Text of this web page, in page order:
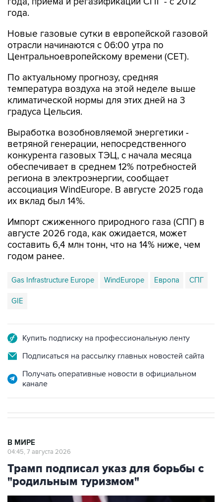
года.
Новые газовые сутки в европейской газовой
отрасли начинаются c 06:00 утра по
Центральноевропейскому времени (CET).
По актуальному прогнозу, средняя
температура воздуха на этой неделе выше
климатической нормы для этих дней на 3
градуса Цельсия.
Выработка возобновляемой энергетики -
ветряной генерации, непосредственного
конкурента газовых ТЭЦ, с начала месяца
обеспечивает в среднем 12% потребностей
региона в электроэнергии, сообщает
ассоциация WindEurope. В августе 2025 года
их вклад был 14%.
Импорт сжиженного природного газа (СПГ) в
августе 2026 года, как ожидается, может
составить 6,4 млн тонн, что на 14% ниже, чем
годом ранее.
Gas Infrastructure Europe WindEurope Европа СПГ
GIE
Купить подписку на профессиональную ленту
Подписаться на рассылку главных новостей сайта
Получать оперативные новости в официальном
канале
В МИРЕ
04:45, 7 августа 2026
Трамп подписал указ для борьбы с
"родильным туризмом"